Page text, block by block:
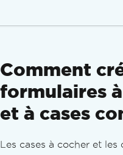
Comment
formulaires
et à cases
Les cases à cocher et